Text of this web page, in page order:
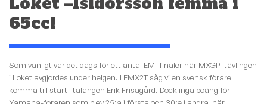
65cc!
Som vanligt var det dags för ett antal EM–finaler när MXGP–tävlingen
i Loket avgjordes under helgen. I EMX2T såg vi en svensk förare
komma till start i talangen Erik Frisagård. Dock inga poäng för
Yamaha-föraren som blev 25:a i första och 30:e i andra, när